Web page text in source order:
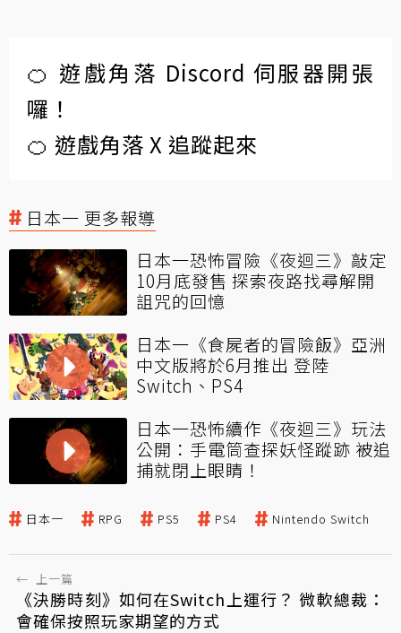
🍊 遊戲角落 Discord 伺服器開張
囉！
🍊 遊戲角落 X 追蹤起來
日本一 更多報導
日本一恐怖冒險《夜迴三》敲定
10月底發售 探索夜路找尋解開
詛咒的回憶
日本一《食屍者的冒險飯》亞洲
中文版將於6月推出 登陸
Switch、PS4
日本一恐怖續作《夜迴三》玩法
公開：手電筒查探妖怪蹤跡 被追
捕就閉上眼睛！
日本一 RPG PS5 PS4 Nintendo Switch
← 上一篇
《決勝時刻》如何在Switch上運行？ 微軟總裁：
會確保按照玩家期望的方式